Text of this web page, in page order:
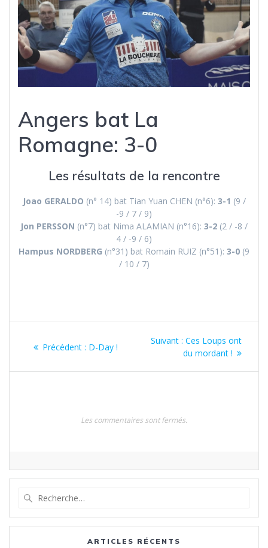
Angers bat La
Romagne: 3-0
Les résultats de la rencontre
Joao GERALDO (n° 14) bat Tian Yuan CHEN (n°6): 3-1 (9 /
-9 / 7 / 9)
Jon PERSSON (n°7) bat Nima ALAMIAN (n°16): 3-2 (2 / -8 /
4 / -9 / 6)
Hampus NORDBERG (n°31) bat Romain RUIZ (n°51): 3-0 (9
/ 10 / 7)
Précédent : Article
:
D-Day !
Suivant : Article
suivant
Ces Loups ont
du mordant !
Les commentaires sont fermés.
:
ARTICLES RÉCENTS